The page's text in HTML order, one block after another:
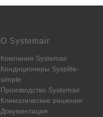
О Systemair
Компания Systemair
Кондиционеры Sysplite-
simple
Производство Systemair
Климатические решения
Документация